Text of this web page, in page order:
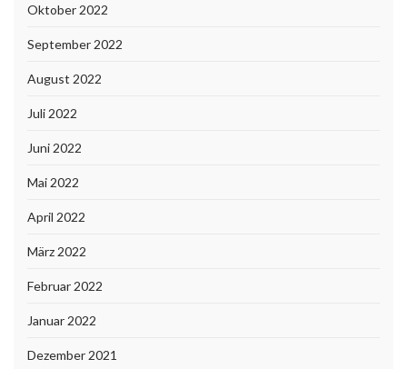
Oktober 2022
September 2022
August 2022
Juli 2022
Juni 2022
Mai 2022
April 2022
März 2022
Februar 2022
Januar 2022
Dezember 2021